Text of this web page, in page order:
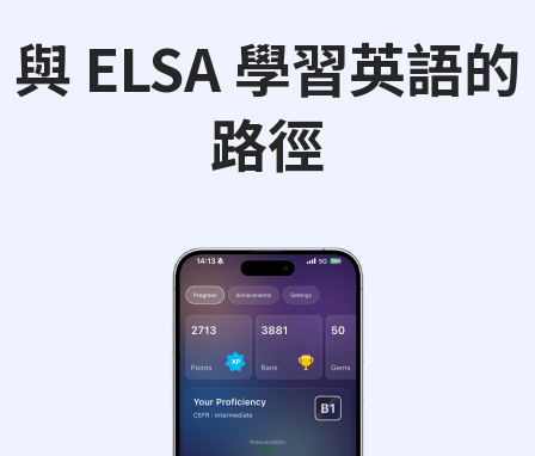
與 ELSA 學習英語的
路徑